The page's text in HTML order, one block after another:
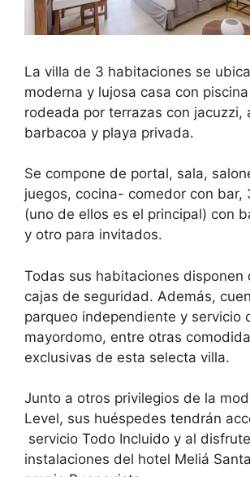
La villa de 3 habitaciones se
moderna y lujosa casa con
rodeada por terrazas con jacuzzi,
barbacoa y playa privada.
Se compone de portal, sala,
juegos, cocina- comedor con bar,
(uno de ellos es el principal) con
y otro para invitados.
Todas sus habitaciones disponen
cajas de seguridad. Además,
parqueo independiente y servicio
mayordomo, entre otras
exclusivas de esta selecta villa.
Junto a otros privilegios de la
Level, sus huéspedes tendrán
servicio Todo Incluido y al
instalaciones del hotel Meliá